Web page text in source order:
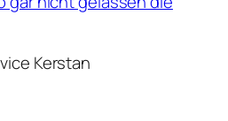
Kerstan